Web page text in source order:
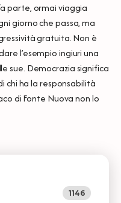
parte, ormai viaggia
giorno che passa, ma
gratuita. Non è
l’esempio ingiuri una
sue. Democrazia significa
chi ha la responsabilità
di Fonte Nuova non lo
1146